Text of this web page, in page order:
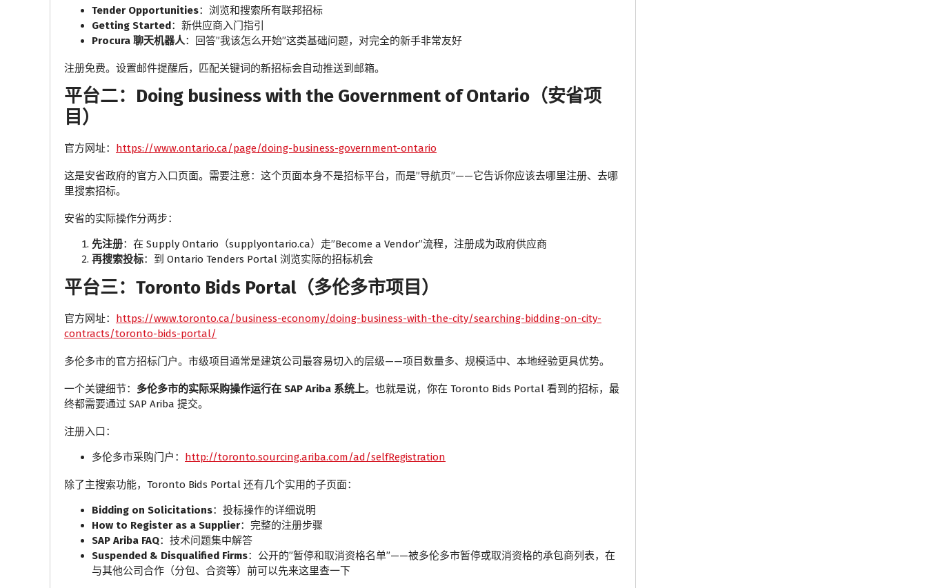
Tender Opportunities：浏览和搜索所有联邦招标
Getting Started：新供应商入门指引
Procura 聊天机器人：回答”我该怎么开始”这类基础问题，对完全的新手非常友好
注册免费。设置邮件提醒后，匹配关键词的新招标会自动推送到邮箱。
平台二：Doing business with the Government of Ontario（安省项
目）
官方网址： https://www.ontario.ca/page/doing-business-government-ontario
这是安省政府的官方入口页面。需要注意：这个页面本身不是招标平台，而是”导航页”——它告诉你应该去哪里注册、去哪
里搜索招标。
安省的实际操作分两步：
先注册：在 Supply Ontario（supplyontario.ca）走”Become a Vendor”流程，注册成为政府供应商
再搜索投标：到 Ontario Tenders Portal 浏览实际的招标机会
平台三：Toronto Bids Portal（多伦多市项目）
官方网址： https://www.toronto.ca/business-economy/doing-business-with-the-city/searching-bidding-on-city-
contracts/toronto-bids-portal/
多伦多市的官方招标门户。市级项目通常是建筑公司最容易切入的层级——项目数量多、规模适中、本地经验更具优势。
一个关键细节： 多伦多市的实际采购操作运行在 SAP Ariba 系统上。也就是说，你在 Toronto Bids Portal 看到的招标，最
终都需要通过 SAP Ariba 提交。
注册入口：
多伦多市采购门户： http://toronto.sourcing.ariba.com/ad/selfRegistration
除了主搜索功能，Toronto Bids Portal 还有几个实用的子页面：
Bidding on Solicitations：投标操作的详细说明
How to Register as a Supplier：完整的注册步骤
SAP Ariba FAQ：技术问题集中解答
Suspended & Disqualified Firms：公开的”暂停和取消资格名单”——被多伦多市暂停或取消资格的承包商列表，在
与其他公司合作（分包、合资等）前可以先来这里查一下